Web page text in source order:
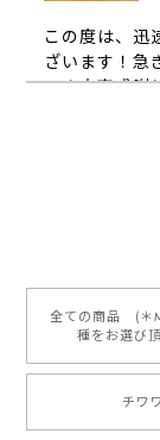
この度は、迅
ざいます！急
でき大変感謝
とっても可愛
りやすくて
ご縁があり
全ての商品 (＊
種をお選び
チワワ